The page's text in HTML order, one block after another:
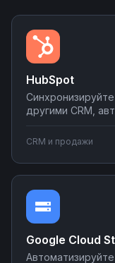
HubSpot
другими CRM,
в планировщиках
Настраивайте
CRM и продажи
Google Cloud